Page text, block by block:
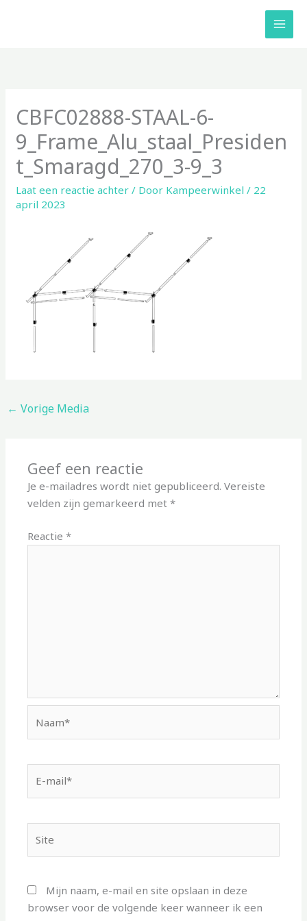
CBFC02888-STAAL-6-
9_Frame_Alu_staal_Presiden
t_Smaragd_270_3-9_3
Laat een reactie achter / Door Kampeerwinkel/ 22
april 2023
← Vorige Media
Geef een reactie
Je e-mailadres wordt niet gepubliceerd. Vereiste
velden zijn gemarkeerd met*
Reactie*
mail*
Mijn naam, e-mail en site opslaan in deze
browser voor de volgende keer wanneer ik een